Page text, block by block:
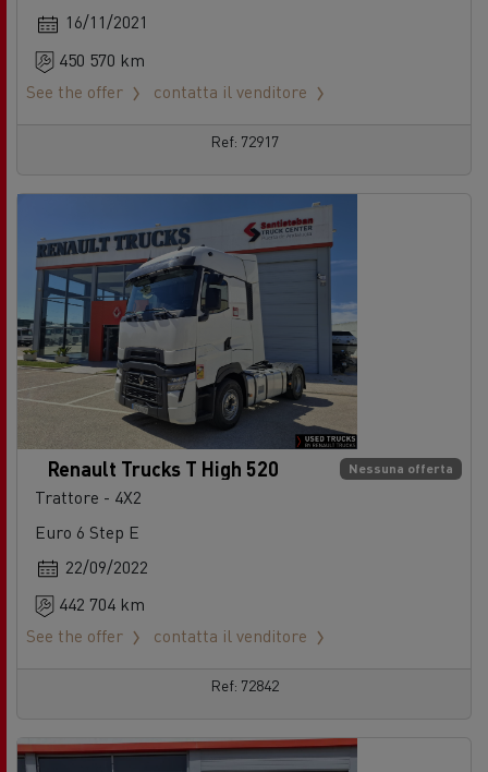
16/11/2021
450 570 km
See the offer
contatta il venditore
Ref: 72917
Nessuna offerta
Renault Trucks T High 520
Trattore - 4X2
Euro 6 Step E
22/09/2022
442 704 km
See the offer
contatta il venditore
Ref: 72842